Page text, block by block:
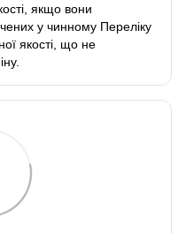
якщо вони
у чинному Переліку
якості, що не
.